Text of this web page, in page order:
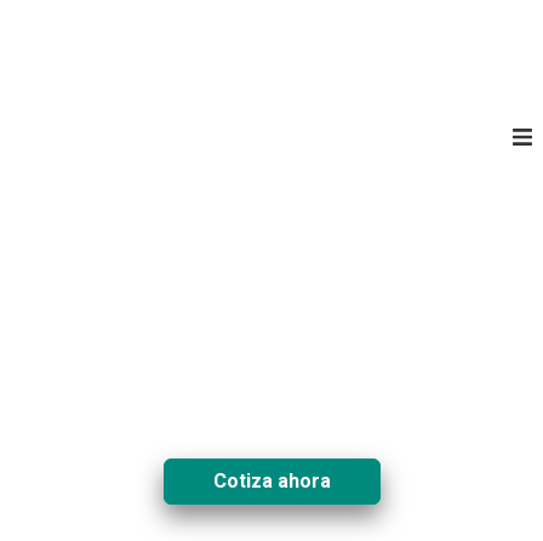
Cotiza ahora